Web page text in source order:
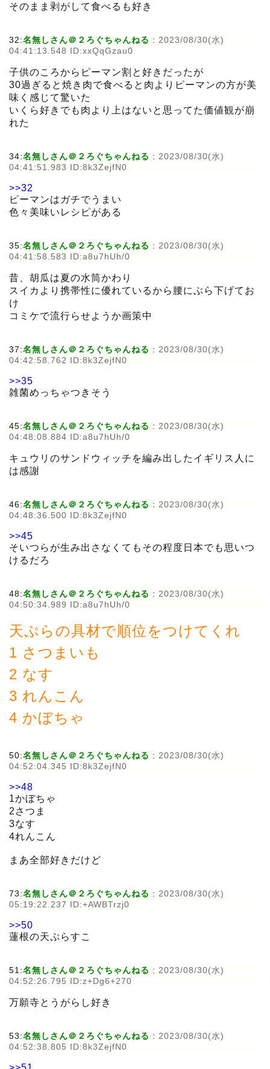
そのまま剥がして食べるも好き
32:名無しさん＠２ろぐちゃんねる : 2023/08/30(水)
04:41:13.548 ID:xxQqGzau0
子供のころからピーマン割と好きだったが
30過ぎると焼き肉で食べると肉よりピーマンの方が美
味く感じて驚いた
いくら好きでも肉より上はないと思ってた価値観が崩
れた
34:名無しさん＠２ろぐちゃんねる : 2023/08/30(水)
04:41:51.983 ID:8k3ZejfN0
>>32
ピーマンはガチでうまい
色々美味いレシピがある
35:名無しさん＠２ろぐちゃんねる : 2023/08/30(水)
04:41:58.583 ID:a8u7hUh/0
昔、胡瓜は夏の水筒かわり
スイカより携帯性に優れているから腰にぶら下げてお
け
コミケで流行らせようか画策中
37:名無しさん＠２ろぐちゃんねる : 2023/08/30(水)
04:42:58.762 ID:8k3ZejfN0
>>35
雑菌めっちゃつきそう
45:名無しさん＠２ろぐちゃんねる : 2023/08/30(水)
04:48:08.884 ID:a8u7hUh/0
キュウリのサンドウィッチを編み出したイギリス人に
は感謝
46:名無しさん＠２ろぐちゃんねる : 2023/08/30(水)
04:48:36.500 ID:8k3ZejfN0
>>45
そいつらが生み出さなくてもその程度日本でも思いつ
けるだろ
48:名無しさん＠２ろぐちゃんねる : 2023/08/30(水)
04:50:34.989 ID:a8u7hUh/0
天ぷらの具材で順位をつけてくれ
1 さつまいも
2 なす
3 れんこん
4 かぼちゃ
50:名無しさん＠２ろぐちゃんねる : 2023/08/30(水)
04:52:04.345 ID:8k3ZejfN0
>>48
1かぼちゃ
2さつま
3なす
4れんこん
まあ全部好きだけど
73:名無しさん＠２ろぐちゃんねる : 2023/08/30(水)
05:19:22.237 ID:+AWBTrzj0
>>50
蓮根の天ぷらすこ
51:名無しさん＠２ろぐちゃんねる : 2023/08/30(水)
04:52:26.795 ID:z+Dg6+270
万願寺とうがらし好き
53:名無しさん＠２ろぐちゃんねる : 2023/08/30(水)
04:52:38.805 ID:8k3ZejfN0